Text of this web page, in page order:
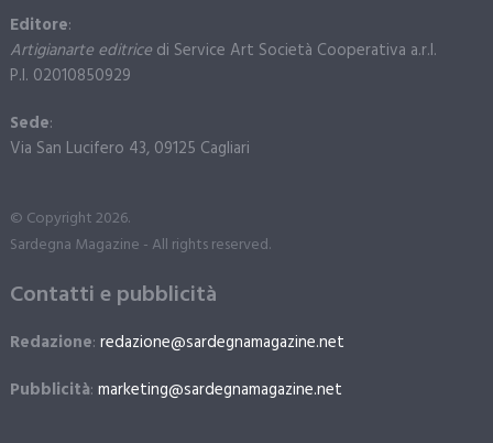
Editore:
Artigianarte editricedi Service Art Società Cooperativa a.r.l.
P.I. 02010850929
Sede:
Via San Lucifero 43, 09125 Cagliari
© Copyright 2026.
Sardegna Magazine - All rights reserved.
Contatti e pubblicità
Redazione: redazione@sardegnamagazine.net
Pubblicità: marketing@sardegnamagazine.net